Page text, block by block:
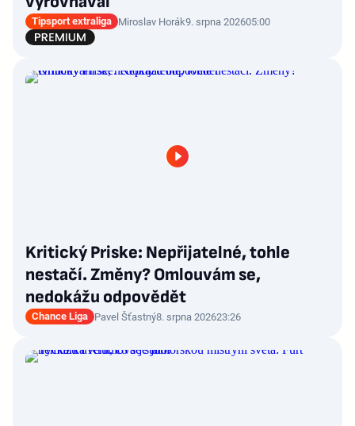
Tipsport extraliga Miroslav Horák9. srpna 202605:00
Kritický Priske: Nepřijatelné, tohle
nestačí. Změny? Omlouvám se,
nedokážu odpovědět
Chance Liga Pavel Šťastný8. srpna 202623:26